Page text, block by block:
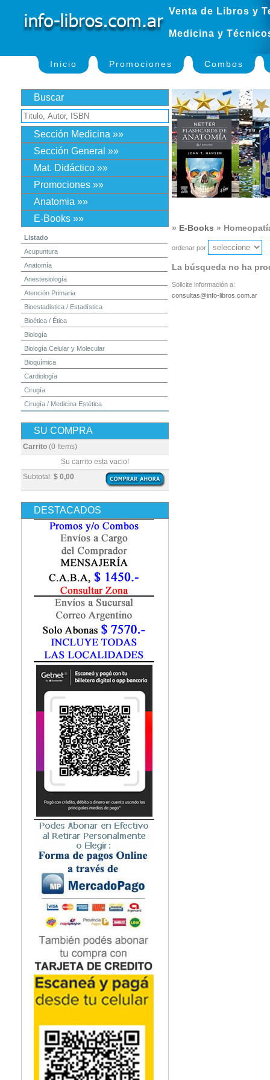
Venta de Libros y
Medicina y
Inicio Promociones Combos
Buscar
Sección Medicina »»
Sección General »»
Mat. Didáctico »»
Promociones »»
Anatomia »»
E-Books »»
Listado
Acupuntura
Anatomía
Anestesiología
Atención Primaria
Bioestadistica / Estadística
Bioética / Ética
Biología
Biología Celular y Molecular
Bioquímica
Cardiología
Cirugía
Cirugía / Medicina Estética
Dermatología
Diagnóstico por Imagen / Radiología
Embriología
Enfermería
Epidemiología
Farmacia / Farmacología
Fisiatría / Kinesiología
Fisiología / Fisiopatología
Fonoaudiología
Gastroenterología
Geriatría
Ginecología / Obstetricia
Hematología
Histología
Homeopatía
Infectología
Inmunología
Instrumentación Quirurgica
Medicina del Deporte / Rehabilitación
Medicina Emergencias / Urgencias
Medicina Forense / Legal
Medicina General
Medicina Interna
Microbiología
Nefrología
Neonatología / Pediatría
Neumología
Neuroanatomía / Neurociencia
Neurocirugía
Neurología
Nutrición
Odontología
Oftalmología
Oncología / Cuidados Paliativos
Ortopedía / Traumatología
Osteopatía
Otorrinolaringología
Podología
Psicología
Psiquiatría
Química
SU COMPRA
Carrito (0 Items)
Subtotal: $ 0,00
Su carrito esta vacio!
DESTACADOS
» E-Books »
ordenar por
La búsqueda no ha
Solicite información a:
consultas@info-libros.com.ar